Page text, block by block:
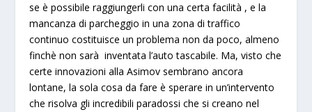
se è possibile raggiungerli con una certa facilità , e la
mancanza di parcheggio in una zona di traffico
continuo costituisce un problema non da poco, almeno
finchè non sarà inventata l’auto tascabile. Ma, visto che
certe innovazioni alla Asimov sembrano ancora
lontane, la sola cosa da fare è sperare in un’intervento
che risolva gli incredibili paradossi che si creano nel